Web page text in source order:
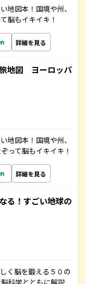
地図本！国境や州、
脳もイキイキ！
詳細を見る
地図 ヨーロッパ
地図本！国境や州、
って脳もイキイキ！
詳細を見る
る！すごい地球の
く脳を鍛える５０の
科学とともに解説